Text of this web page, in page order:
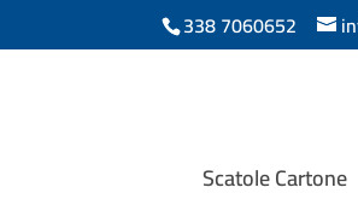
338 7060652
Scatole Cartone